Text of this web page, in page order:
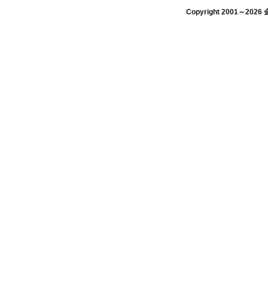
Copyright 2001～2026